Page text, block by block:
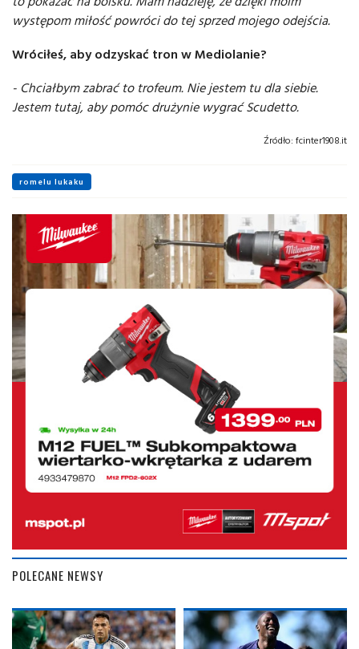
występom miłość powróci do tej sprzed mojego odejścia.
Wróciłeś, aby odzyskać tron ​​w Mediolanie?
- Chciałbym zabrać to trofeum. Nie jestem tu dla siebie.
Jestem tutaj, aby pomóc drużynie wygrać Scudetto.
Źródło: fcinter1908.it
romelu lukaku
POLECANE NEWSY